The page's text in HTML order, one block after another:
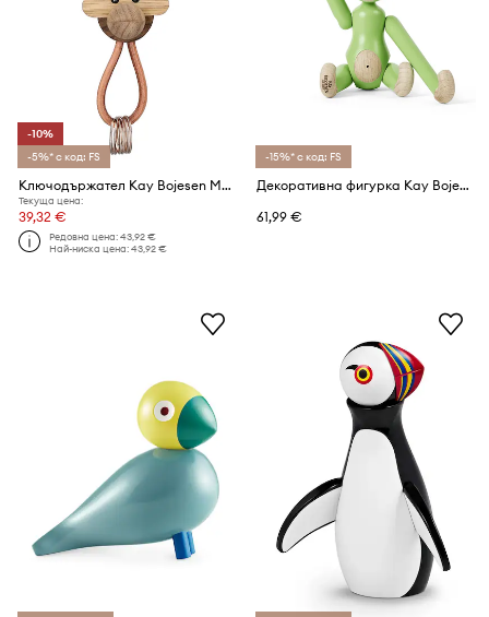
-10%
-5%* с код: FS
Ключодържател Kay Bojesen Monkey Gold 5 cm
Текуща цена:
39,32 €
Редовна цена:43,92 €
Най-ниска цена:43,92 €
-15%* с код: FS
Декоративна фигурка Kay Bojesen Monkey mini
61,99 €